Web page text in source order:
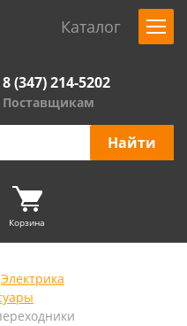
Каталог
8 (347) 214-5202
Поставщикам
Корзина
Электрика